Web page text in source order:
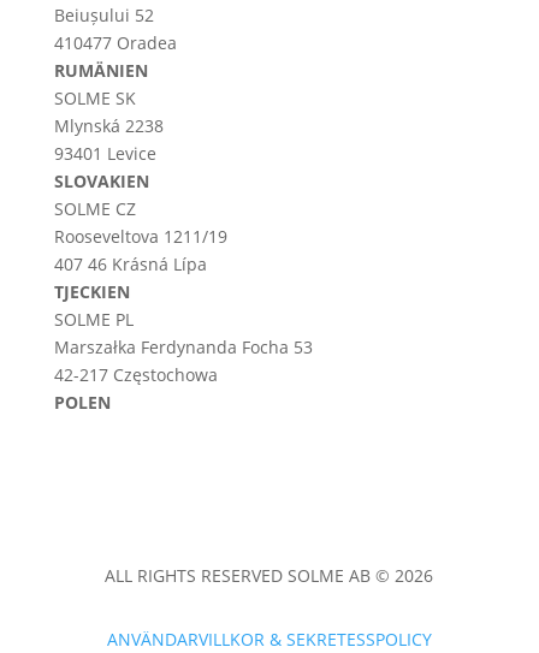
Beiușului 52
410477 Oradea
RUMÄNIEN
SOLME SK
Mlynská 2238
93401 Levice
SLOVAKIEN
SOLME CZ
Rooseveltova 1211/19
407 46 Krásná Lípa
TJECKIEN
SOLME PL
Marszałka Ferdynanda Focha 53
42-217 Częstochowa
POLEN
ALL RIGHTS RESERVED SOLME AB © 2026
ANVÄNDARVILLKOR & SEKRETESSPOLICY